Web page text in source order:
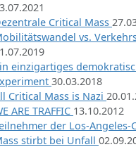
Critical Mass
vs.
einzigartiges
30.03.2018
Critical Mass is Nazi
ARE TRAFFIC 13.10.2012
der Los-Angeles-
stirbt bei Unfall